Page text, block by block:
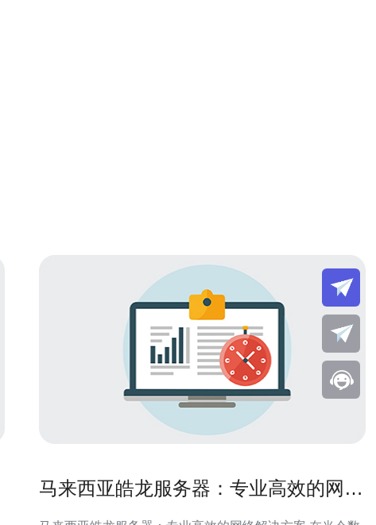
马来西亚皓龙服务器：专业高效的网络